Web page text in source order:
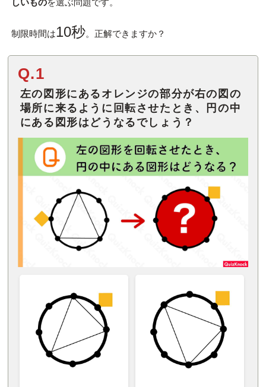
しいものを選ぶ問題です。
制限時間は10秒。正解できますか？
Q.1
左の図形にあるオレンジの部分が右の図の
場所に来るように回転させたとき、円の中
にある図形はどうなるでしょう？